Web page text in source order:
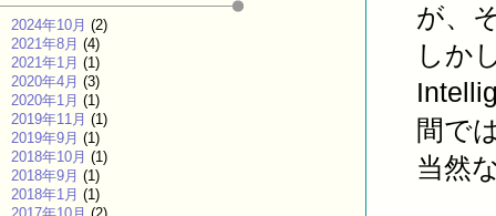
が、
しか
間で
当然
2024年10月 (2)
2021年8月 (4)
2021年1月 (1)
2020年4月 (3)
2020年1月 (1)
2019年11月 (1)
2019年9月 (1)
2018年10月 (1)
2018年9月 (1)
2018年1月 (1)